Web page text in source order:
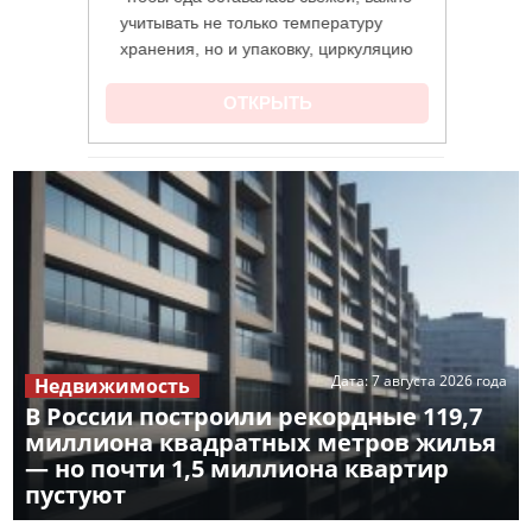
В России построили рекордные 119,7
миллиона квадратных метров жилья
— но почти 1,5 миллиона квартир
пустуют
Дата:7 августа 2026 года
Недвижимость